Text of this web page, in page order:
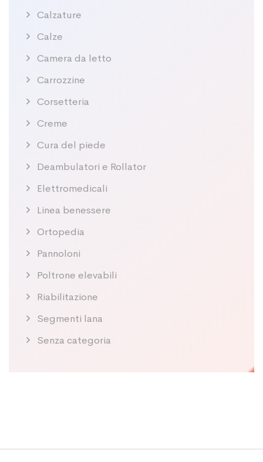
Calzature
Calze
Camera da letto
Carrozzine
Corsetteria
Creme
Cura del piede
Deambulatori e Rollator
Elettromedicali
Linea benessere
Ortopedia
Pannoloni
Poltrone elevabili
Riabilitazione
Segmenti lana
Senza categoria